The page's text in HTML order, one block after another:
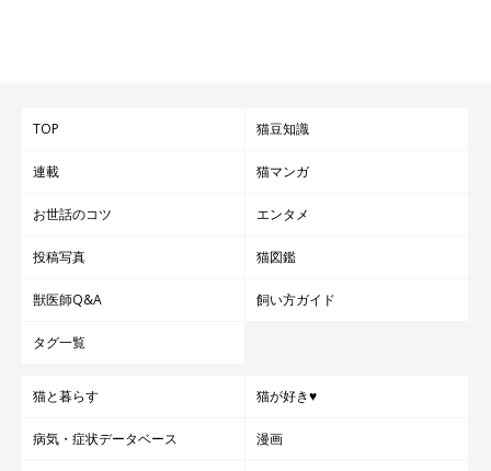
TOP 猫豆知識
連載 猫マンガ
お世話のコツ エンタメ
投稿写真 猫図鑑
獣医師Q&A 飼い方ガイド
タグ一覧
猫と暮らす 猫が好き♥
病気・症状データベース 漫画